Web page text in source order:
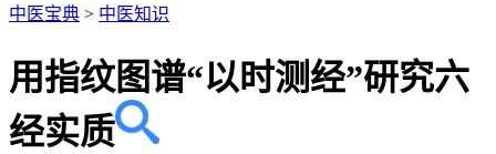
中医宝典 > 中医知识
用指纹图谱“以时测经”研究六
经实质